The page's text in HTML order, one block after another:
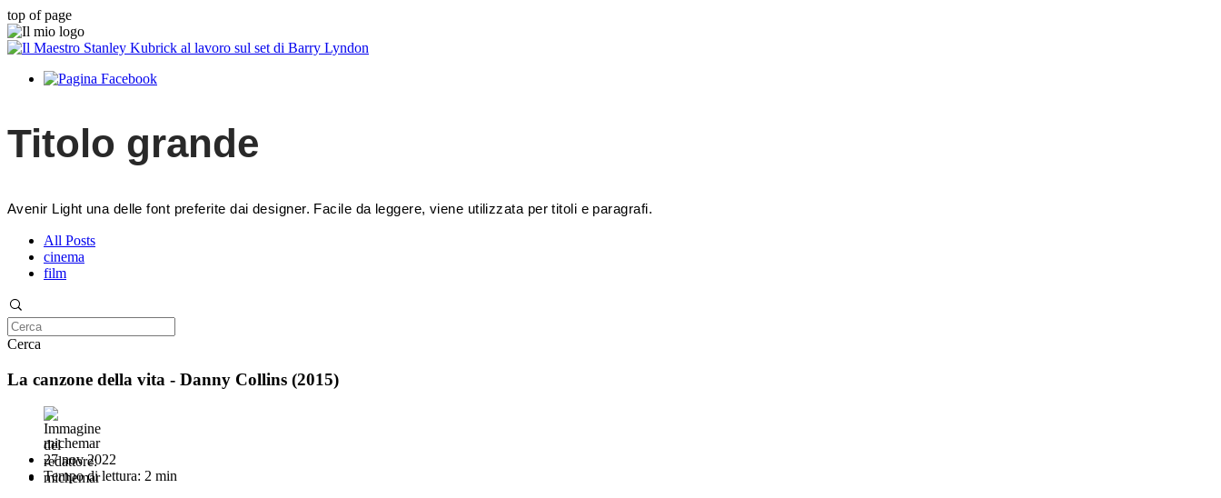
top of page
Titolo grande
Avenir Light una delle font preferite dai designer. Facile da leggere, viene utilizzata per titoli e paragrafi.
All Posts
cinema
film
Cerca
La canzone della vita - Danny Collins (2015)
michemar
27 nov 2022
Tempo di lettura: 2 min